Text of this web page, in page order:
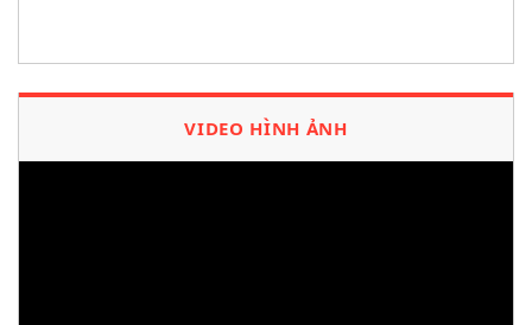
VIDEO HÌNH ẢNH